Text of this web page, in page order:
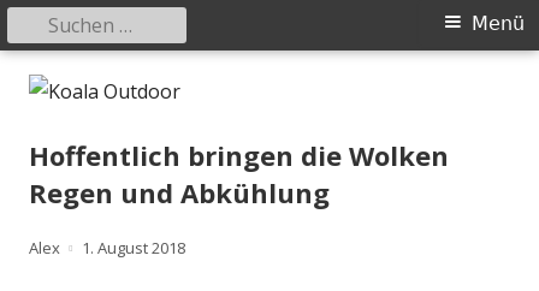
SpringeKoala Outdoor
Hier ist eine Übersicht meiner Wander- und Trekkingtouren
Primäres
Menü
Menü
Suchen
nach:
Hoffentlich bringen die Wolken
Regen und Abkühlung
Autor
Alex
Veröffentlicht
1. August 2018